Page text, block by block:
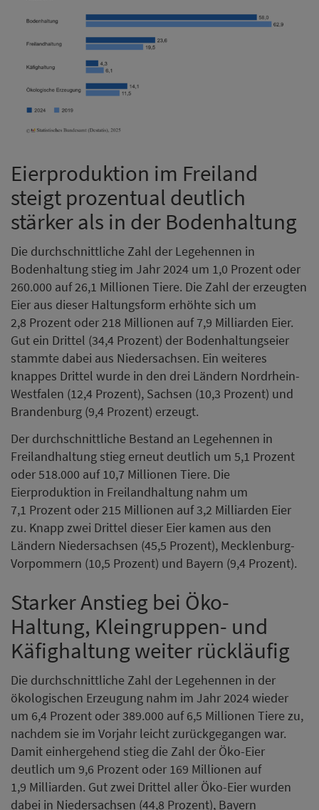
Eierproduktion im Freiland
steigt prozentual deutlich
stärker als in der Bodenhaltung
Die durchschnittliche Zahl der Legehennen in
Bodenhaltung stieg im Jahr 2024 um 1,0 Prozent oder
260.000 auf 26,1 Millionen Tiere. Die Zahl der erzeugten
Eier aus dieser Haltungsform erhöhte sich um
2,8 Prozent oder 218 Millionen auf 7,9 Milliarden Eier.
Gut ein Drittel (34,4 Prozent) der Bodenhaltungseier
stammte dabei aus Niedersachsen. Ein weiteres
knappes Drittel wurde in den drei Ländern Nordrhein-
Westfalen (12,4 Prozent), Sachsen (10,3 Prozent) und
Brandenburg (9,4 Prozent) erzeugt.
Der durchschnittliche Bestand an Legehennen in
Freilandhaltung stieg erneut deutlich um 5,1 Prozent
oder 518.000 auf 10,7 Millionen Tiere. Die
Eierproduktion in Freilandhaltung nahm um
7,1 Prozent oder 215 Millionen auf 3,2 Milliarden Eier
zu. Knapp zwei Drittel dieser Eier kamen aus den
Ländern Niedersachsen (45,5 Prozent), Mecklenburg-
Vorpommern (10,5 Prozent) und Bayern (9,4 Prozent).
Starker Anstieg bei Öko-
Haltung, Kleingruppen- und
Käfighaltung weiter rückläufig
Die durchschnittliche Zahl der Legehennen in der
ökologischen Erzeugung nahm im Jahr 2024 wieder
um 6,4 Prozent oder 389.000 auf 6,5 Millionen Tiere zu,
nachdem sie im Vorjahr leicht zurückgegangen war.
Damit einhergehend stieg die Zahl der Öko-Eier
deutlich um 9,6 Prozent oder 169 Millionen auf
1,9 Milliarden. Gut zwei Drittel aller Öko-Eier wurden
dabei in Niedersachsen (44,8 Prozent), Bayern